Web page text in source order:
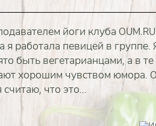
йоги клуба
я работала певицей в
быть вегетарианцами, а в
хорошим чувством юмора.
что это...